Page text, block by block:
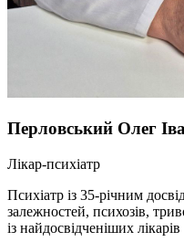
Перловський Олег
Лікар-психіатр
Психіатр із 35-річним
залежностей, психозів,
із найдосвідченіших